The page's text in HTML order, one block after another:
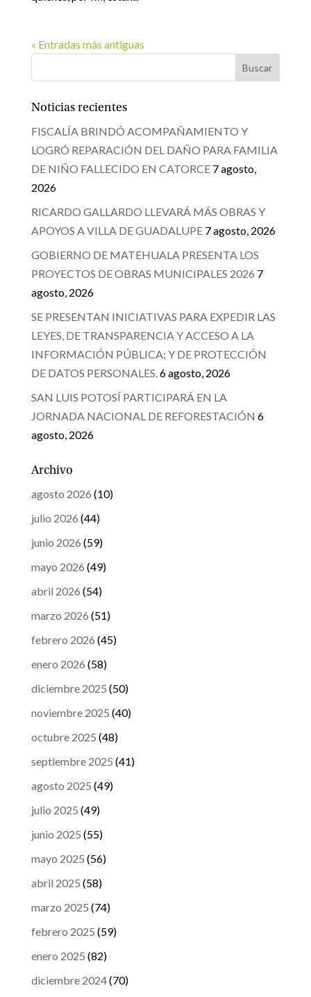
« Entradas más antiguas
Noticias recientes
FISCALÍA BRINDÓ ACOMPAÑAMIENTO Y
LOGRÓ REPARACIÓN DEL DAÑO PARA FAMILIA
DE NIÑO FALLECIDO EN CATORCE 7 agosto,
2026
RICARDO GALLARDO LLEVARÁ MÁS OBRAS Y
APOYOS A VILLA DE GUADALUPE 7 agosto, 2026
GOBIERNO DE MATEHUALA PRESENTA LOS
PROYECTOS DE OBRAS MUNICIPALES 2026 7
agosto, 2026
SE PRESENTAN INICIATIVAS PARA EXPEDIR LAS
LEYES, DE TRANSPARENCIA Y ACCESO A LA
INFORMACIÓN PÚBLICA; Y DE PROTECCIÓN
DE DATOS PERSONALES.6 agosto, 2026
SAN LUIS POTOSÍ PARTICIPARÁ EN LA
JORNADA NACIONAL DE REFORESTACIÓN 6
agosto, 2026
Archivo
agosto 2026 (10)
julio 2026 (44)
junio 2026 (59)
mayo 2026 (49)
abril 2026 (54)
marzo 2026 (51)
febrero 2026 (45)
enero 2026 (58)
diciembre 2025 (50)
noviembre 2025 (40)
octubre 2025 (48)
septiembre 2025 (41)
agosto 2025 (49)
julio 2025 (49)
junio 2025 (55)
mayo 2025 (56)
abril 2025 (58)
marzo 2025 (74)
febrero 2025 (59)
enero 2025 (82)
diciembre 2024(70)